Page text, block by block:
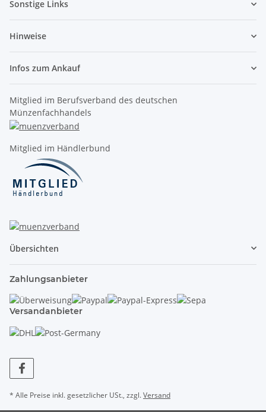
Sonstige Links
Hinweise
Infos zum Ankauf
Mitglied im Berufsverband des deutschen
Münzenfachhandels
Mitglied im Händlerbund
Übersichten
Zahlungsanbieter
Versandanbieter
* Alle Preise inkl. gesetzlicher USt., zzgl.Versand